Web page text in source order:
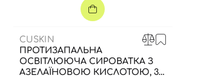
CUSKIN
ПРОТИЗАПАЛЬНА
ОСВІТЛЮЮЧА СИРОВАТКА З
АЗЕЛАЇНОВОЮ КИСЛОТОЮ, 30